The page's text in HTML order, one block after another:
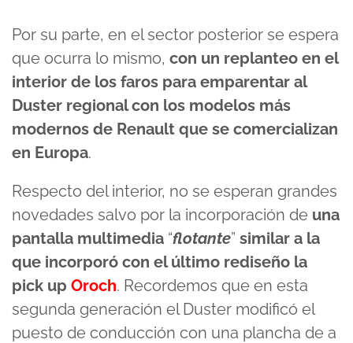
Por su parte, en el sector posterior se espera
que ocurra lo mismo, con un replanteo en el
interior de los faros para emparentar al
Duster regional con los modelos más
modernos de Renault que se comercializan
en Europa.
Respecto del interior, no se esperan grandes
novedades salvo por la incorporación de una
pantalla multimedia “flotante” similar a la
que incorporó con el último rediseño la
pick up Oroch. Recordemos que en esta
segunda generación el Duster modificó el
puesto de conducción con una plancha de a